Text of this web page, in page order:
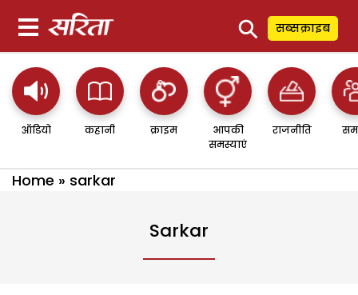
⚲ सब्सक्राइब
ऑडियो कहानी क्राइम
आपकी
समस्याएं
राजनीति
Home » sarkar
Sarkar